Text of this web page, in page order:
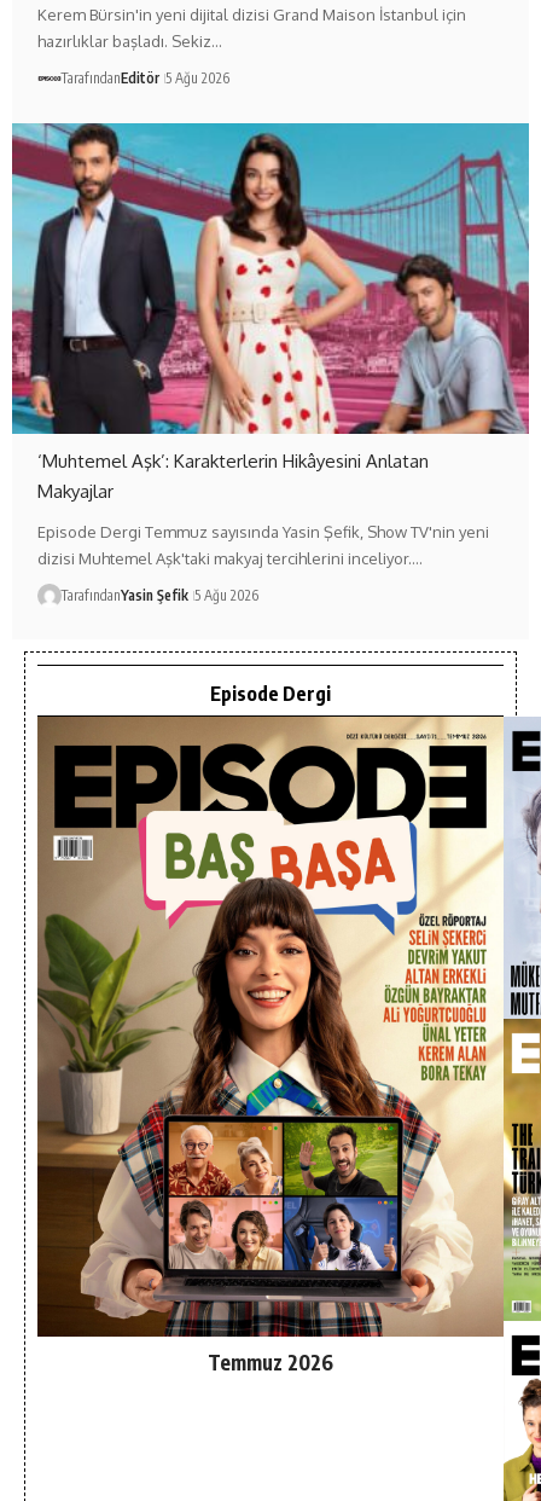
Kerem Bürsin'in yeni dijital dizisi Grand Maison İstanbul için
hazırlıklar başladı. Sekiz…
TarafındanEditör 5 Ağu 2026
‘Muhtemel Aşk’: Karakterlerin Hikâyesini Anlatan
Makyajlar
Episode Dergi Temmuz sayısında Yasin Şefik, Show TV'nin yeni
dizisi Muhtemel Aşk'taki makyaj tercihlerini inceliyor.…
TarafındanYasin Şefik 5 Ağu 2026
Episode Dergi
Temmuz 2026